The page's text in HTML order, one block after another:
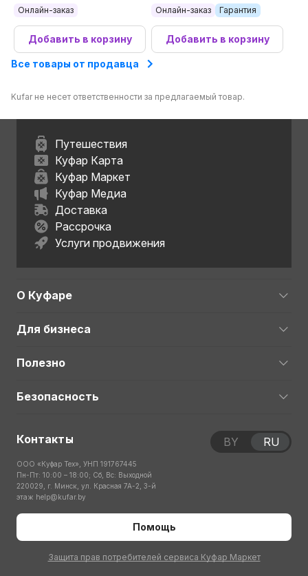
Онлайн-заказ
Добавить в корзину
Онлайн-заказ Гарантия
Добавить в корзину
Все товары от продавца
Kufar не несет ответственности за предлагаемый товар.
Путешествия
Куфар Карта
Куфар Маркет
Куфар Медиа
Доставка
Рассрочка
Услуги продвижения
О Куфаре
Для бизнеса
Полезно
Безопасность
Контакты
ООО «Куфар Тех», УНП 191767445
Пн-Пт: 10:00 – 18:00; Сб, Вс: Выходной
220029, г. Минск, ул. Красная 7А-2, 3-й
этаж help@kufar.by
Помощь
Защита прав потребителей сервиса Куфар Маркет
BY RU